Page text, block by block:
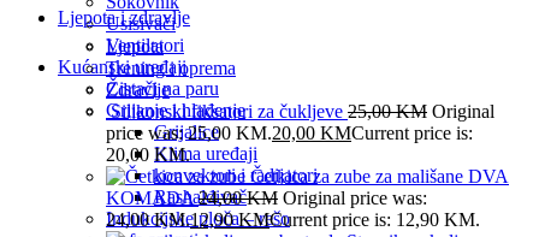
Usisivači
Ventilatori
Kućanski uređaji
Čistači na paru
Grijanje i hlađenje
Grijalice
Klima uređaji
konvektori i radijatori
Rashalđivač
Indukcijske ploča – rešo
Ljepota i zdravlje
Ljepota
Trening i oprema
Zdravlje
Silikonski fiksatori za čukljeve 25,00KM Original
price was: 25,00 KM.20,00 KMCurrent price is:
20,00 KM.
Četkica za zube za mališane DVA
KOMADA24,00KM Original price was:
24,00 KM.12,90KMCurrent price is: 12,90 KM.